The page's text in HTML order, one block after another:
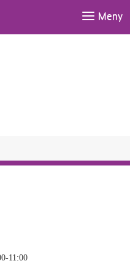
Meny
11:00